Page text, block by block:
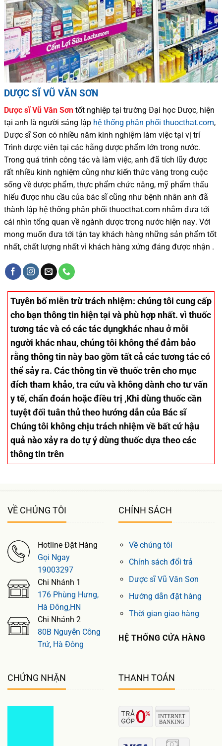
DƯỢC SĨ VŨ VĂN SƠN
Dược sĩVũ Văn Sơn tốt nghiệp tại trường Đại học Dược, hiện
tại anh là người sáng lập hệ thống phân phối thuocthat.com,
Dược sĩSơn có nhiều năm kinh nghiệm làm việc tại vị trí
Trình dược viên tại các hãng dược phẩm lớn trong nước.
Trong quá trình công tác và làm việc, anh đã tích lũy được
rất nhiều kinh nghiệm cũng như kiến thức vàng trong cuộc
sống về dược phẩm, thực phẩm chức năng, mỹ phẩm thấu
hiểu được nhu cầu của bác sĩcũng như bệnh nhân anh đã
thành lập hệ thống phân phối thuocthat.com nhằm đưa tới
cái nhìn tổng quan về ngành dược trong nước hiện nay. Với
mong muốn đưa tới tận tay khách hàng những sản phẩm tốt
nhất, chất lượng nhất vì khách hàng xứng đáng được nhận .
Tuyên bố miễn trừ trách nhiệm: chúng tôi cung cấp
cho bạn thông tin hiện tại và phù hợp nhất. vì thuốc
tương tác và có các tác dụngkhác nhau ở mỗi
người khác nhau, chúng tôi không thể đảm bảo
rằng thông tin này bao gồm tất cả các tương tác có
thể sảy ra. Các thông tin về thuốc trên cho mục
đích tham khảo, tra cứu và không dành cho tư vấn
y tế, chẩn đoán hoặc điều trị ,Khi dùng thuốc cần
tuyệt đối tuân thủ theo hướng dẫn của Bác sĩ
Chúng tôi không chịu trách nhiệm về bất cứ hậu
quả nào xảy ra do tự ý dùng thuốc dựa theo các
thông tin trên
VỀ CHÚNG TÔI
Hotline Đặt Hàng
Gọi Ngay
19003297
Chi Nhánh 1
176 Phùng Hưng,
Hà Đông,HN
Chi Nhánh 2
80B Nguyễn Công
Trứ, Hà Đông
CHÍNH SÁCH
Về chúng tôi
Chính sách đổi trả
Dược sĩ Vũ Văn Sơn
Hướng dẫn đặt hàng
Thời gian giao hàng
HỆ THỐNG CỬA HÀNG
CHỨNG NHẬN THANH TOÁN